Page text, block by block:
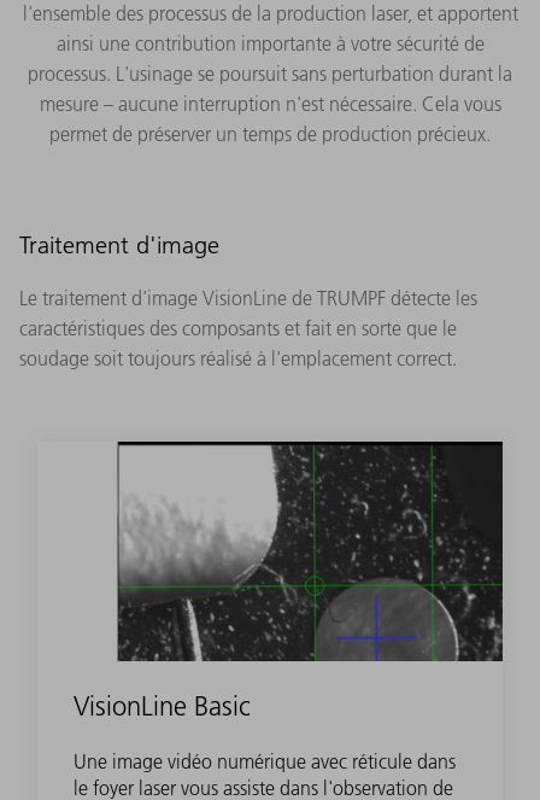
l'ensemble des processus de la production laser, et apportent
ainsi une contribution importante à votre sécurité de
processus. L'usinage se poursuit sans perturbation durant la
mesure – aucune interruption n'est nécessaire. Cela vous
permet de préserver un temps de production précieux.
Traitement d'image
Le traitement d'image VisionLine de TRUMPF détecte les
caractéristiques des composants et fait en sorte que le
soudage soit toujours réalisé à l'emplacement correct.
VisionLine Basic
Une image vidéo numérique avec réticule dans
le foyer laser vous assiste dans l'observation de